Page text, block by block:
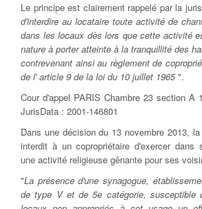
Le principe est clairement rappelé par la
d'interdire au locataire toute activité de
dans les locaux dès lors que cette activité
nature à porter atteinte à la tranquillité des
contrevenant ainsi au règlement de
de l' article 9 de la loi du 10 juillet 1965".
Cour d'appel PARIS Chambre 23 section A
JurisData : 2001-146801
Dans une décision du 13 novembre 2013,
interdit à un copropriétaire d'exercer dans
une activité religieuse gênante pour ses
"La présence d'une synagogue,
de type V et de 5e catégorie, susceptible